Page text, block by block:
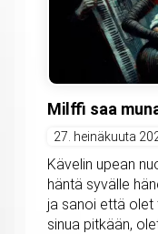
Milffi saa
27. heinäkuuta
Kävelin upean
häntä syvälle
ja sanoi että olet
sinua pitkään,